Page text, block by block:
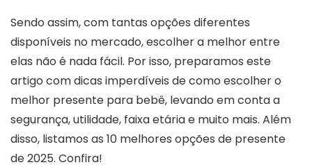
Sendo assim, com tantas opções diferentes
disponíveis no mercado, escolher a melhor entre
elas não é nada fácil. Por isso, preparamos este
artigo com dicas imperdíveis de como escolher o
melhor presente para bebê, levando em conta a
segurança, utilidade, faixa etária e muito mais. Além
disso, listamos as 10 melhores opções de presente
de 2025. Confira!